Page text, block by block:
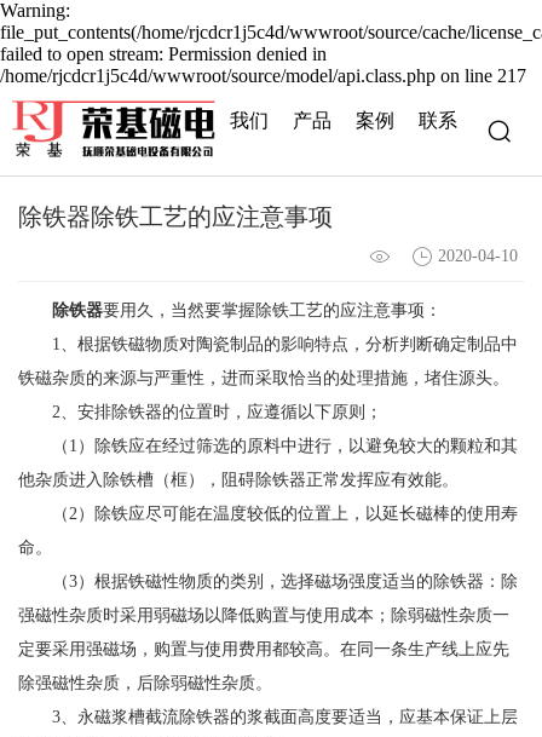
Warning:
file_put_contents(/home/rjcdcr1j5c4d/wwwroot/source/cache/
failed to open stream: Permission denied in
/home/rjcdcr1j5c4d/wwwroot/source/model/api.class.php on line 217
我们 产品 案例 联系
除铁器除铁工艺的应注意事项
2020-04-10
除铁器要用久，当然要掌握除铁工艺的应注意事项：
1、根据铁磁物质对陶瓷制品的影响特点，分析判断确定制品中
铁磁杂质的来源与严重性，进而采取恰当的处理措施，堵住源头。
2、安排除铁器的位置时，应遵循以下原则；
（1）除铁应在经过筛选的原料中进行，以避免较大的颗粒和其
他杂质进入除铁槽（框），阻碍除铁器正常发挥应有效能。
（2）除铁应尽可能在温度较低的位置上，以延长磁棒的使用寿
命。
（3）根据铁磁性物质的类别，选择磁场强度适当的除铁器：除
强磁性杂质时采用弱磁场以降低购置与使用成本；除弱磁性杂质一
定要采用强磁场，购置与使用费用都较高。在同一条生产线上应先
除强磁性杂质，后除弱磁性杂质。
3、永磁浆槽截流除铁器的浆截面高度要适当，应基本保证上层